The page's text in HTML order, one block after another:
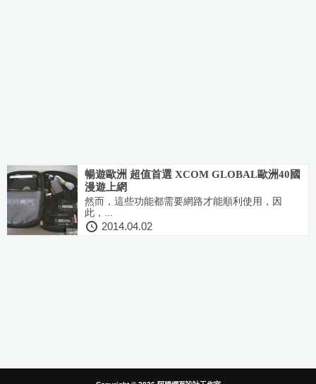
暢遊歐洲 超值首選 XCOM GLOBAL歐洲40國
漫遊上網
然而，這些功能都需要網路才能順利使用，因
此，...
2014.04.02